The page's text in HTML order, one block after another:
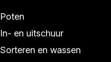
Poten
In- en uitschuur
Sorteren en wassen